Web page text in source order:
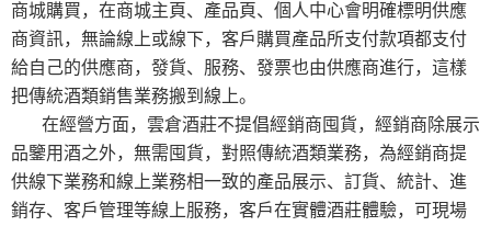
商城購買，在商城主頁、產品頁、個人中心會明確標明供應
商資訊，無論線上或線下，客戶購買產品所支付款項都支付
給自己的供應商，發貨、服務、發票也由供應商進行，這樣
把傳統酒類銷售業務搬到線上。
在經營方面，雲倉酒莊不提倡經銷商囤貨，經銷商除展示
品鑒用酒之外，無需囤貨，對照傳統酒類業務，為經銷商提
供線下業務和線上業務相一致的產品展示、訂貨、統計、進
銷存、客戶管理等線上服務，客戶在實體酒莊體驗，可現場